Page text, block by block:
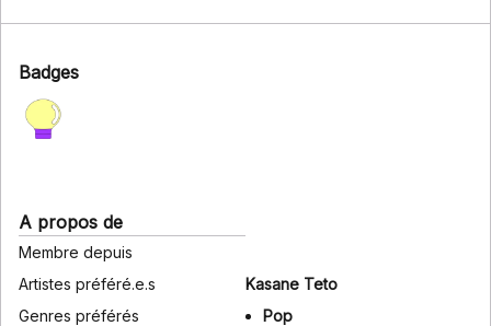
Badges
A propos de
Membre depuis
Artistes préféré.e.s
Kasane Teto
Genres préférés
Pop